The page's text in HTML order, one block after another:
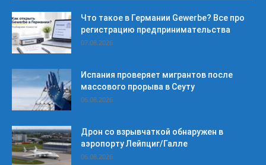
Что такое в Германии Gewerbe? Все про
регистрацию предпринимательства
07.08.2026
Испания проверяет мигрантов после
массового прорыва в Сеуту
06.08.2026
Дрон со взрывчаткой обнаружен в
аэропорту Лейпциг/Галле
06.08.2026